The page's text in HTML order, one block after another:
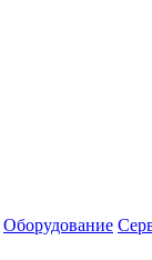
Оборудование